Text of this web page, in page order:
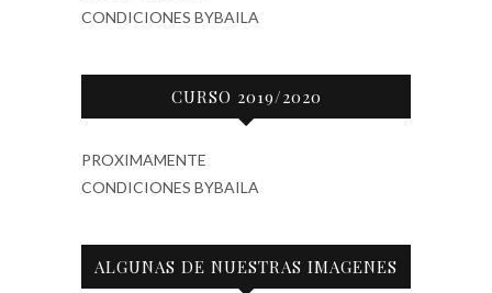
CONDICIONES BYBAILA
CURSO 2019/2020
PROXIMAMENTE
CONDICIONES BYBAILA
ALGUNAS DE NUESTRAS IMAGENES